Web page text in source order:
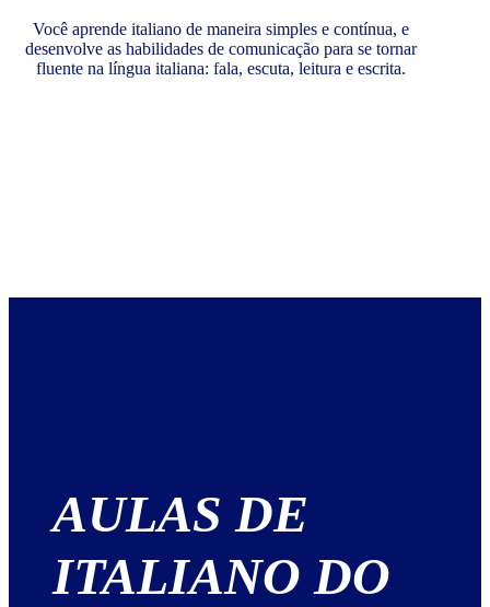
Você aprende italiano de maneira simples e contínua, e
desenvolve as habilidades de comunicação para se tornar
fluente na língua italiana: fala, escuta, leitura e escrita.
AULAS DE
ITALIANO DO